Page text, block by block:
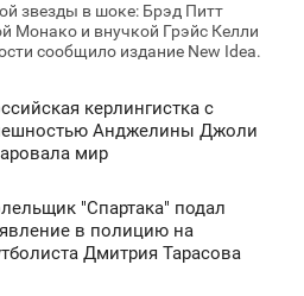
звезды в шоке: Брэд Питт
Монако и внучкой Грэйс Келли
сообщило издание New Ideа.
керлингистка с
Анджелины Джоли
мир
"Спартака" подал
в полицию на
Дмитрия Тарасова